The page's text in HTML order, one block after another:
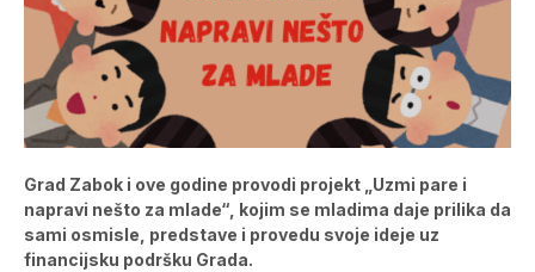
Grad Zabok i ove godine provodi projekt „Uzmi pare i
napravi nešto za mlade“, kojim se mladima daje prilika da
sami osmisle, predstave i provedu svoje ideje uz
financijsku podršku Grada.